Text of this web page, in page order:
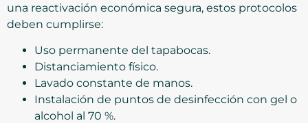
una reactivación económica segura, estos protocolos
deben cumplirse:
Uso permanente del tapabocas.
Distanciamiento físico.
Lavado constante de manos.
Instalación de puntos de desinfección con gel o
alcohol al 70 %.